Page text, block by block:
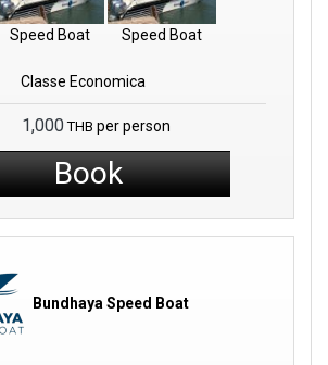
Speed Boat Speed Boat
Classe Economica
1,000 THB per person
Book
Bundhaya Speed Boat